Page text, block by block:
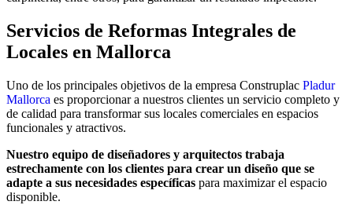
Servicios de Reformas Integrales de
Locales en Mallorca
Uno de los principales objetivos de la empresa Construplac Pladur
Mallorca es proporcionar a nuestros clientes un servicio completo y
de calidad para transformar sus locales comerciales en espacios
funcionales y atractivos.
Nuestro equipo de diseñadores y arquitectos trabaja
estrechamente con los clientes para crear un diseño que se
adapte a sus necesidades específicas para maximizar el espacio
disponible.